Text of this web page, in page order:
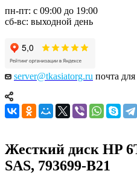
пн-пт: с 09:00 до 19:00
сб-вс: выходной день
server@tkasiatorg.ru почта для
Жесткий диск HP
SAS, 793699-B21